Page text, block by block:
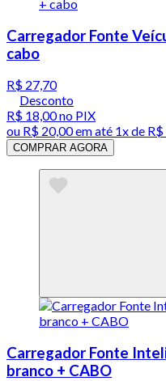
Carregador Fonte
cabo
R$ 27,70
Desconto
R$ 18,00no PIX
ou R$ 20,00em até 1x de
COMPRAR AGORA
Carregador Fonte
branco + CABO